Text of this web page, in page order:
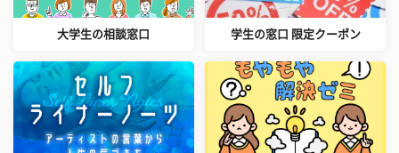
大学生の相談窓口 学生の窓口 限定クーポン